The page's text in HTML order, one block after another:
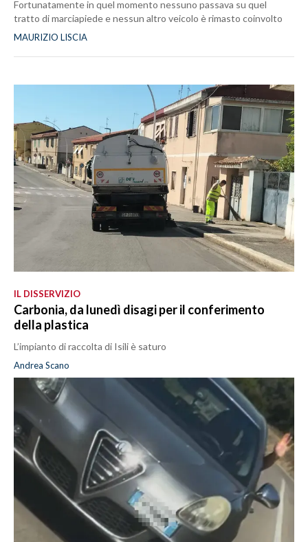
Fortunatamente in quel momento nessuno passava su quel
tratto di marciapiede e nessun altro veicolo è rimasto coinvolto
MAURIZIO LISCIA
IL DISSERVIZIO
Carbonia, da lunedì disagi per il conferimento
della plastica
L’impianto di raccolta di Isili è saturo
Andrea Scano